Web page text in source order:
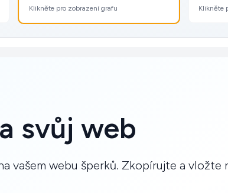
Klikněte pro zobrazení grafu Klikněte
svůj web
vašem webu šperků. Zkopírujte a vložte